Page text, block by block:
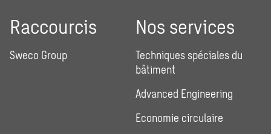
Raccourcis
Sweco Group
Nos services
Techniques spéciales du
bâtiment
Advanced Engineering
Economie circulaire